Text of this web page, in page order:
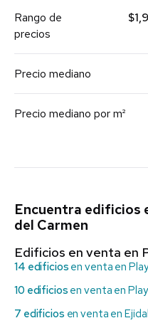
Rango de
precios
Precio mediano
Precio mediano por m²
Encuentra edificios
del Carmen
Edificios en venta en
14 edificios en venta en
10 edificios en venta en
7 edificios en venta en Ejidal